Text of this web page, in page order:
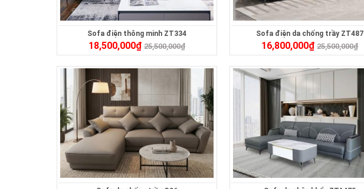
Sofa điện thông minh ZT334
18,500,000₫ 25,500,000₫
Sofa điện da chống trầy ZT487
16,800,000₫ 25,500,000₫